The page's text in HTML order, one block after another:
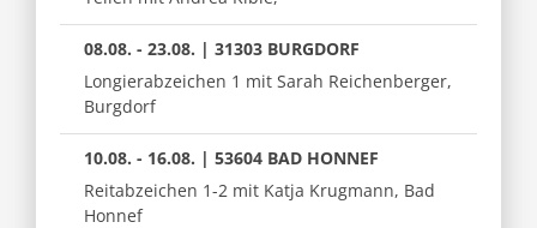
08.08. - 23.08. | 31303 BURGDORF
Longierabzeichen 1 mit Sarah Reichenberger,
Burgdorf
10.08. - 16.08. | 53604 BAD HONNEF
Reitabzeichen 1-2 mit Katja Krugmann, Bad
Honnef